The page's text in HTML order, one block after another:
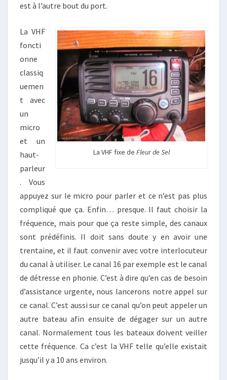
est à l’autre bout du port.
La VHF fixe de Fleur de Sel
La VHF
foncti
onne
classiq
uemen
t avec
un
micro
et un
haut-
parleur
. Vous
appuyez sur le micro pour parler et ce n’est pas plus
compliqué que ça. Enfin… presque. Il faut choisir la
fréquence, mais pour que ça reste simple, des canaux
sont prédéfinis. Il doit sans doute y en avoir une
trentaine, et il faut convenir avec votre interlocuteur
du canal à utiliser. Le canal 16 par exemple est le canal
de détresse en phonie. C’est à dire qu’en cas de besoin
d’assistance urgente, nous lancerons notre appel sur
ce canal. C’est aussi sur ce canal qu’on peut appeler un
autre bateau afin ensuite de dégager sur un autre
canal. Normalement tous les bateaux doivent veiller
cette fréquence. Ca c’est la VHF telle qu’elle existait
jusqu’il y a 10 ans environ.